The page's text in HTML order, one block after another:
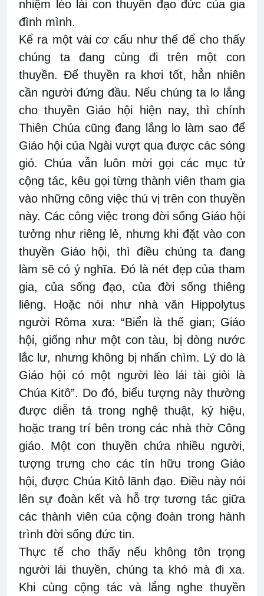
nhiệm lèo lái con thuyền đạo đức của gia
đình mình.
Kể ra một vài cơ cấu như thế để cho thấy
chúng ta đang cùng đi trên một con
thuyền. Để thuyền ra khơi tốt, hẳn nhiên
cần người đứng đầu. Nếu chúng ta lo lắng
cho thuyền Giáo hội hiện nay, thì chính
Thiên Chúa cũng đang lắng lo làm sao để
Giáo hội của Ngài vượt qua được các sóng
gió. Chúa vẫn luôn mời gọi các mục tử
cộng tác, kêu gọi từng thành viên tham gia
vào những công việc thú vị trên con thuyền
này. Các công việc trong đời sống Giáo hội
tưởng như riêng lẻ, nhưng khi đặt vào con
thuyền Giáo hội, thì điều chúng ta đang
làm sẽ có ý nghĩa. Đó là nét đẹp của tham
gia, của sống đạo, của đời sống thiêng
liêng. Hoặc nói như nhà văn Hippolytus
người Rôma xưa: “Biển là thế gian; Giáo
hội, giống như một con tàu, bị dòng nước
lắc lư, nhưng không bị nhấn chìm. Lý do là
Giáo hội có một người lèo lái tài giỏi là
Chúa Kitô”. Do đó, biểu tượng này thường
được diễn tả trong nghệ thuật, ký hiệu,
hoặc trang trí bên trong các nhà thờ Công
giáo. Một con thuyền chứa nhiều người,
tượng trưng cho các tín hữu trong Giáo
hội, được Chúa Kitô lãnh đạo. Điều này nói
lên sự đoàn kết và hỗ trợ tương tác giữa
các thành viên của cộng đoàn trong hành
trình đời sống đức tin.
Thực tế cho thấy nếu không tôn trọng
người lái thuyền, chúng ta khó mà đi xa.
Khi cùng cộng tác và lắng nghe thuyền